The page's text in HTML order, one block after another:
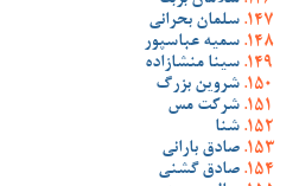
سلمان بحرانی
سمیه عباسپور
سینا منشازاده
شروین بزرگ
شرکت مس
شنا
صادق بارانی
صادق گشنی